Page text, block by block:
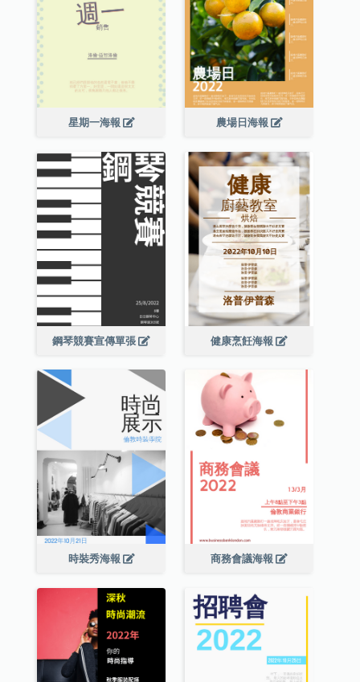
星期一海報 農場日海報
鋼琴競賽宣傳單張 健康烹飪海報
時裝秀海報 商務會議海報